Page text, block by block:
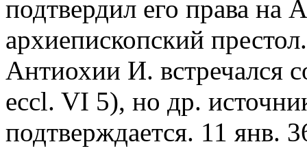
подтвердил его права на
архиепископский
Антиохии И. встречался
eccl. VI 5), но др.
подтверждается. 11 янв.